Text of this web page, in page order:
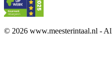
© 2026 www.meesterintaal.nl -